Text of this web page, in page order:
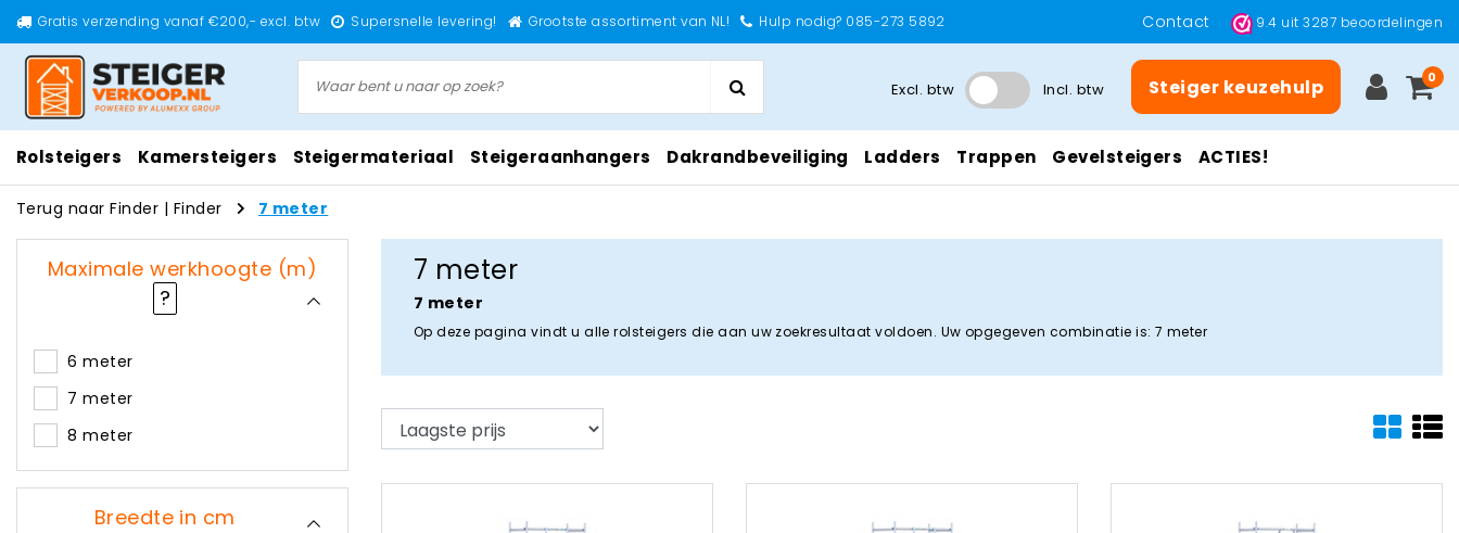
Gratis verzending vanaf €200,- excl. btw Supersnelle levering! Grootste assortiment van NL! Hulp nodig? 085-273 5892 Contact 9.4 uit3287 beoordelingen
Excl. btw Incl. btw Steiger keuzehulp 0
Rolsteigers Kamersteigers Steigermateriaal Steigeraanhangers Dakrandbeveiliging Ladders Trappen Gevelsteigers ACTIES!
Terug naar Finder | Finder 7 meter
Maximale werkhoogte (m)
?
6 meter
7 meter
8 meter
Breedte in cm
7 meter
7 meter
Op deze pagina vindt u alle rolsteigers die aan uw zoekresultaat voldoen. Uw opgegeven combinatie is: 7 meter